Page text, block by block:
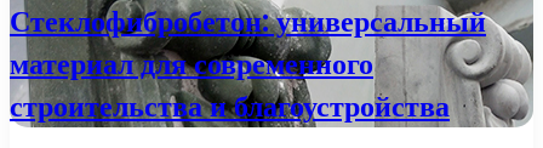
Стеклофибробетон: универсальный
материал для современного
строительства и благоустройства